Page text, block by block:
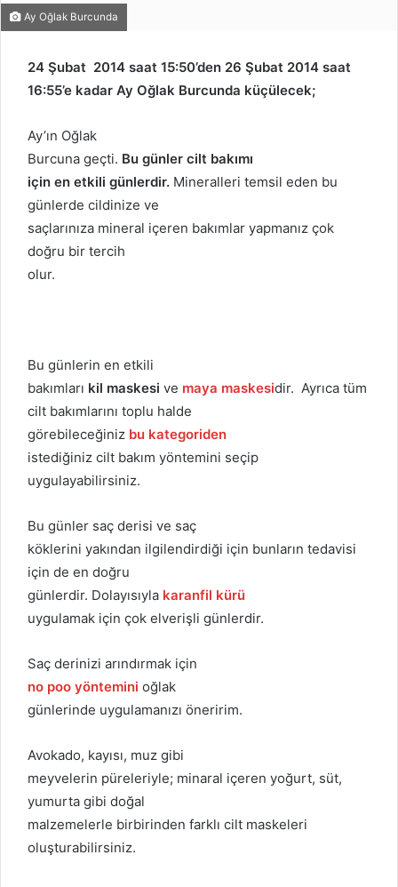
Ay Oğlak Burcunda
24 Şubat 2014 saat 15:50’den 26 Şubat 2014 saat
16:55’e kadar Ay Oğlak Burcunda küçülecek;
Ay’ın Oğlak
Burcuna geçti. Bu günler cilt bakımı
için en etkili günlerdir. Mineralleri temsil eden bu
günlerde cildinize ve
saçlarınıza mineral içeren bakımlar yapmanız çok
doğru bir tercih
olur.
Bu günlerin en etkili
bakımları kil maskesi ve maya maskesidir. Ayrıca tüm
cilt bakımlarını toplu halde
görebileceğiniz bu kategoriden
istediğiniz cilt bakım yöntemini seçip
uygulayabilirsiniz.
Bu günler saç derisi ve saç
köklerini yakından ilgilendirdiği için bunların tedavisi
için de en doğru
günlerdir. Dolayısıyla karanfil kürü
uygulamak için çok elverişli günlerdir.
Saç derinizi arındırmak için
no poo yöntemini oğlak
günlerinde uygulamanızı öneririm.
Avokado, kayısı, muz gibi
meyvelerin püreleriyle; minaral içeren yoğurt, süt,
yumurta gibi doğal
malzemelerle birbirinden farklı cilt maskeleri
oluşturabilirsiniz.